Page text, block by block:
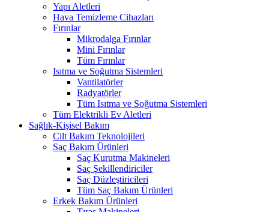
Yapı Aletleri
Hava Temizleme Cihazları
Fırınlar
Mikrodalga Fırınlar
Mini Fırınlar
Tüm Fırınlar
Isıtma ve Soğutma Sistemleri
Vantilatörler
Radyatörler
Tüm Isıtma ve Soğutma Sistemleri
Tüm Elektrikli Ev Aletleri
Sağlık-Kişisel Bakım
Cilt Bakım Teknolojileri
Saç Bakım Ürünleri
Saç Kurutma Makineleri
Saç Şekillendiriciler
Saç Düzleştiricileri
Tüm Saç Bakım Ürünleri
Erkek Bakım Ürünleri